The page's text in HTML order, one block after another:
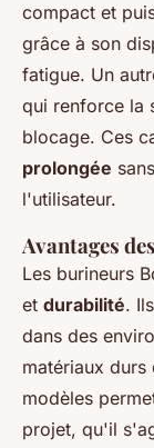
compact et
grâce à son
fatigue. Un
qui renforce la
blocage. Ces
prolongée
l'utilisateur.
Avantages
Les burineurs
et durabilité.
dans des
matériaux
modèles
projet, qu'il